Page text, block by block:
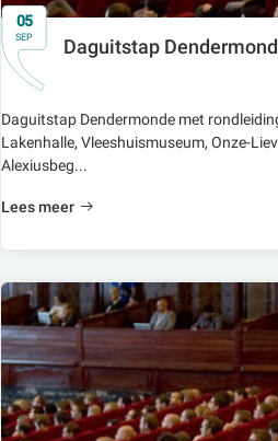
05
SEP
Daguitstap
Daguitstap Dendermonde met
Lakenhalle, Vleeshuismuseum, Onze-
Alexiusbeg...
Lees meer